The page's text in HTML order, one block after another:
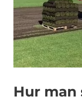
Hur man